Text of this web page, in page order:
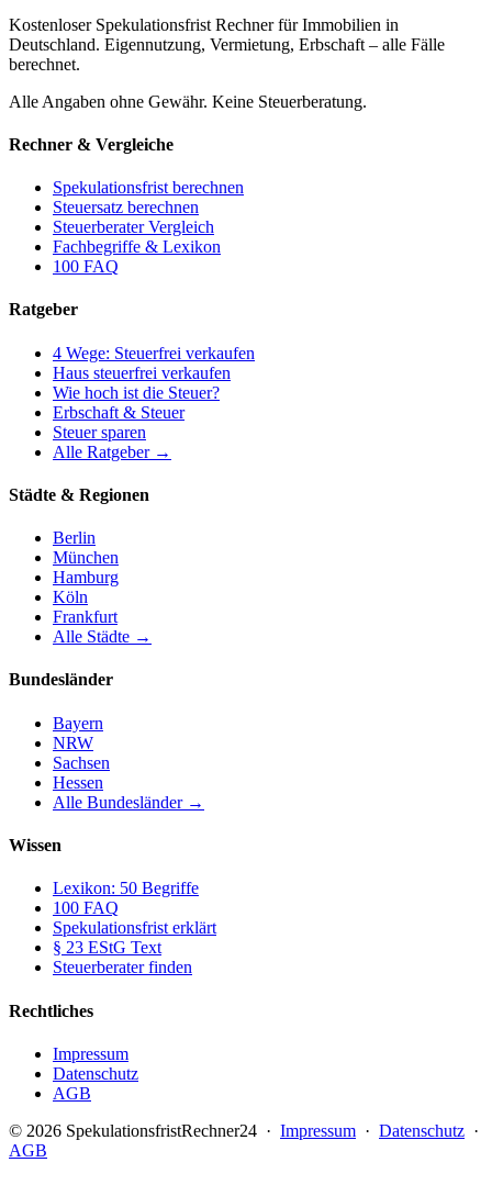
Kostenloser Spekulationsfrist Rechner für Immobilien in
Deutschland. Eigennutzung, Vermietung, Erbschaft – alle Fälle
berechnet.
Alle Angaben ohne Gewähr. Keine Steuerberatung.
Rechner & Vergleiche
Spekulationsfrist berechnen
Steuersatz berechnen
Steuerberater Vergleich
Fachbegriffe & Lexikon
100 FAQ
Ratgeber
4 Wege: Steuerfrei verkaufen
Haus steuerfrei verkaufen
Wie hoch ist die Steuer?
Erbschaft & Steuer
Steuer sparen
Alle Ratgeber →
Städte & Regionen
Berlin
München
Hamburg
Köln
Frankfurt
Alle Städte →
Bundesländer
Bayern
NRW
Sachsen
Hessen
Alle Bundesländer →
Wissen
Lexikon: 50 Begriffe
100 FAQ
Spekulationsfrist erklärt
§ 23 EStG Text
Steuerberater finden
Rechtliches
Impressum
Datenschutz
AGB
© 2026 SpekulationsfristRechner24 · Impressum · Datenschutz ·
AGB